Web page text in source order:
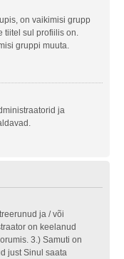
on vaikimisi grupp
tiitel sul profiilis on.
gruppi muuta.
ja
ja / või
on keelanud
3.) Samuti on
just Sinul saata